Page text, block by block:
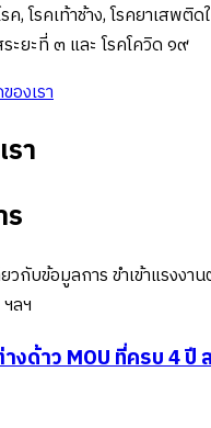
ค, โรคเท้าช้าง, โรคยาเสพติ
ะยะที่ ๓ และ โรคโควิด ๑๙
องเรา
า
วกับข้อมูลการ ขำเข้าแรงงา
ลฯ
งด้าว MOU ที่ครบ 4 ปี